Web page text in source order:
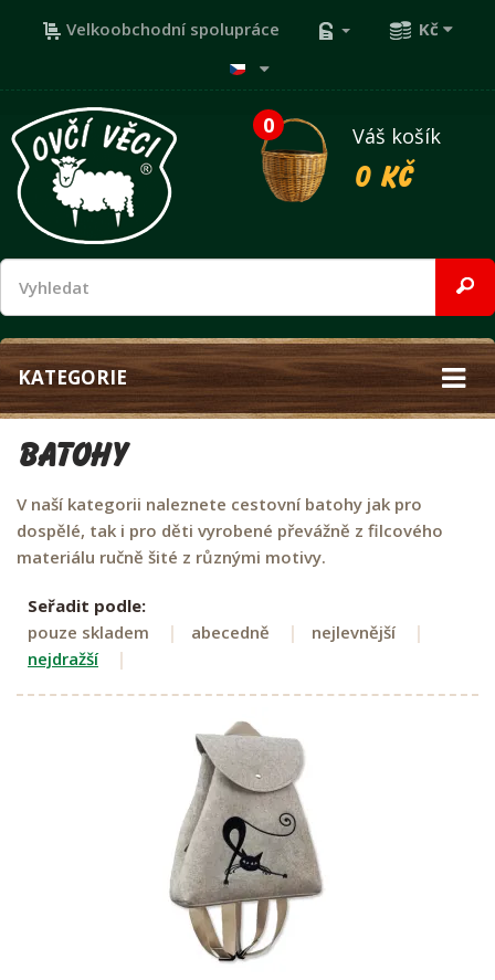
Velkoobchodní spolupráce Kč
0
Váš košík
0 Kč
KATEGORIE
Batohy
V naší kategorii naleznete cestovní batohy jak pro
dospělé, tak i pro děti vyrobené převážně z filcového
materiálu ručně šité z různými motivy.
Seřadit podle:
pouze skladem
abecedně
nejlevnější
nejdražší